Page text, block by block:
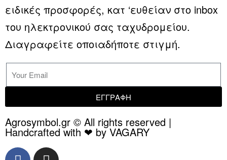
ειδικές προσφορές, κατ ‘ευθείαν στο inbox
του ηλεκτρονικού σας ταχυδρομείου.
Διαγραφείτε οποιαδήποτε στιγμή.
ΕΓΓΡΑΦΗ
Agrosymbol.gr © All rights reserved |
Handcrafted with ❤ by VAGARY